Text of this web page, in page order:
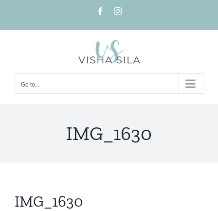
content
FacebookInstagram
Go to...
IMG_1630
IMG_1630